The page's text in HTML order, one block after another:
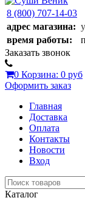
8 (800) 707-14-03
адрес магазина:
время работы:
Заказать звонок
0 Корзина: 0 руб
Оформить заказ
Главная
Доставка
Оплата
Контакты
Новости
Вход
Каталог